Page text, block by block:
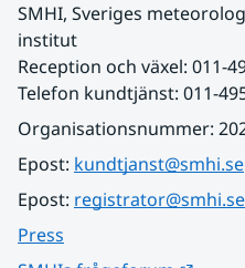
SMHI, Sveriges
institut
Reception och växel: 011-
Telefon kundtjänst: 011-
Organisationsnummer:
Epost: kundtjanst@smhi.se
Epost: registrator@smhi.se
Press